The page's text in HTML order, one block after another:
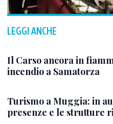
LEGGI ANCHE
Il Carso ancora in
incendio a Samatorza
Turismo a Muggia: in
presenze e le strutture